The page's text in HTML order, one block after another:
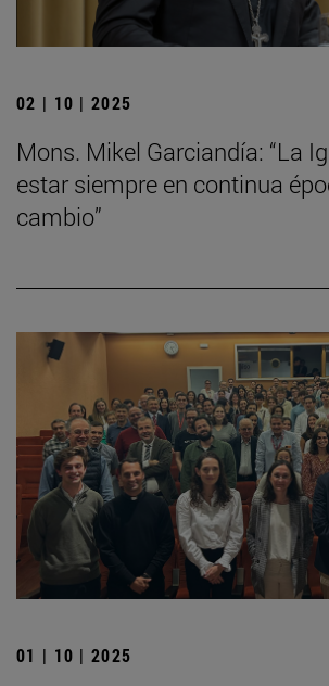
02 | 10 | 2025
Mons. Mikel Garciandía: “La
estar siempre en continua
cambio”
01 | 10 | 2025